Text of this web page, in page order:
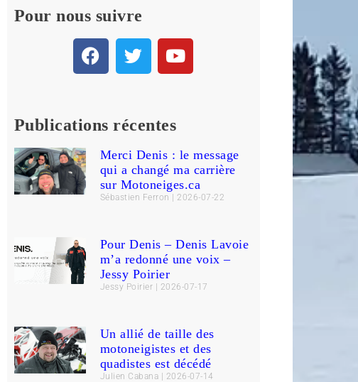
Pour nous suivre
Publications récentes
Merci Denis : le message
qui a changé ma carrière
sur Motoneiges.ca
Sébastien Ferron 2026-07-22
Pour Denis – Denis Lavoie
m’a redonné une voix –
Jessy Poirier
Jessy Poirier 2026-07-17
Un allié de taille des
motoneigistes et des
quadistes est décédé
Julien Cabana 2026-07-14